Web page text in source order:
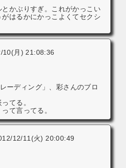
かぶりすぎ。これがかっこい
はるかにかっこよくてセクシ
月) 21:08:36
ーディング」、彩さんのブロ
てる。
て言ってる。
12/11(火) 20:00:49